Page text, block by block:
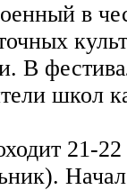
в
В
школ
21-